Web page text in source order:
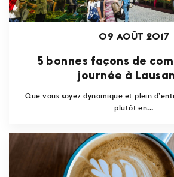
09 AOÛT 2017
5 bonnes façons de
journée à
Que vous soyez dynamique et plein
plutôt en...